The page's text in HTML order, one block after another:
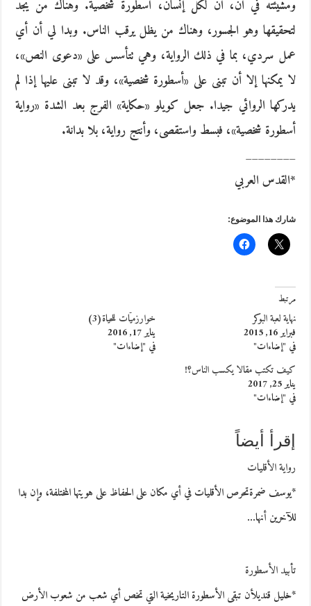
ومشيئته في آن، أن لكل إنسان، أسطورة شخصية. وهناك من يجدّ
لتحقيقها وهو الجسور، وهناك من يظل يرقب الناس. وبدا لي أن أي
عمل سردي، بما في ذلك الرواية، وهي تتأسس على «دعوى النص»،
لا يمكنها إلا أن تبنى على «أسطورة شخصية»، وقد لا تبنى عليها إذا لم
يدركها الروائي جيدا. جعل كويلو «حكاية» الفرج بعد الشدة «رواية
أسطورة شخصية»، فبسط واستقصى، وأنتج رواية، بلا بدانة.
________
*القدس العربي
شارك هذا الموضوع:
مرتبط
نهاية لعبة البوكر
فبراير 16, 2015
في "إضاءات"
خوارزميّات للحياة(3)
يناير 17, 2016
في "إضاءات"
كيف تكتب مقالا يكسب الناس؟!
يناير 25, 2017
في "إضاءات"
إقرأ أيضاً
رواية الأقليات
*يوسف ضمرةتحرص الأقليات في أي مكان على الحفاظ على هويتها المختلفة، وإن بدا
للآخرين أنها…
تأبيد الأسطورة
*خليل قنديلأن تبقى الأسطورة التاريخية التي تخص أي شعب من شعوب الأرض